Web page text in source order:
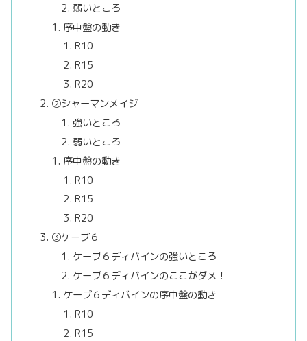
弱いところ
序中盤の動き
R10
R15
R20
②シャーマンメイジ
強いところ
弱いところ
序中盤の動き
R10
R15
R20
③ケーブ６
ケーブ６ディバインの強いところ
ケーブ６ディバインのここがダメ！
ケーブ６ディバインの序中盤の動き
R10
R15